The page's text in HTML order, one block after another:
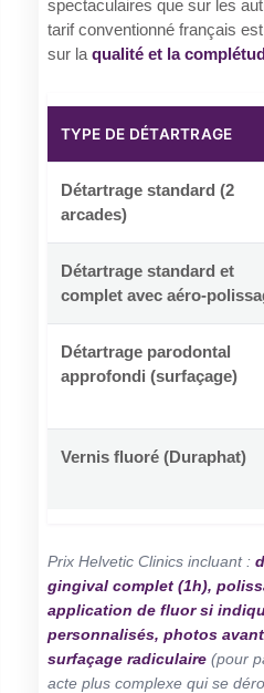
spectaculaires que sur les
tarif conventionné français
sur la qualité et la
TYPE DE DÉTARTRAGE
Détartrage standard (2
arcades)
Détartrage standard et
complet avec aéro-
Détartrage parodontal
approfondi (surfaçage)
Vernis fluoré (Duraphat)
Prix Helvetic Clinics incluant :
gingival complet (1h),
application de fluor si
personnalisés, photos
surfaçage radiculaire(pour
acte plus complexe qui se